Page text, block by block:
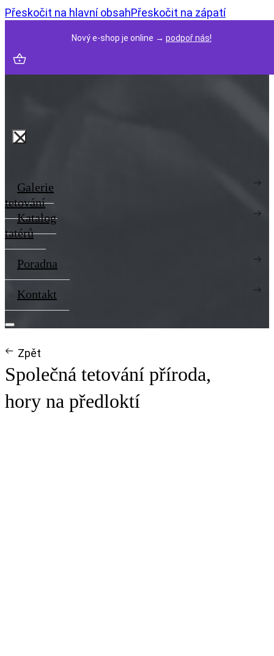
Přeskočit na hlavní obsahPřeskočit na zápatí
Nový e-shop je online → podpoř nás!
Galerie
tetování
Katalog
tatérů
Poradna
Kontakt
Zpět
Společná tetování příroda,
hory na předloktí